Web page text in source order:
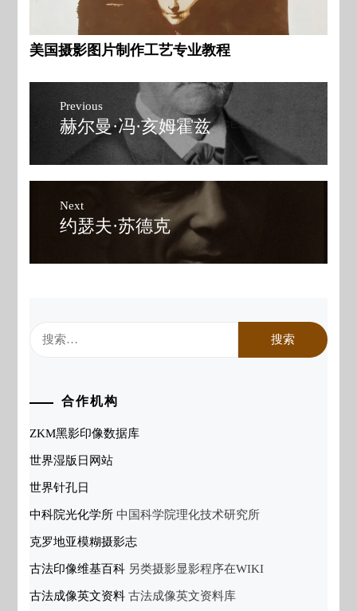
美国摄影图片制作工艺专业教程
章
导
航
Previous
Previous
赫尔曼·冯·亥姆霍兹
Next
Next
约瑟夫·苏德克
合作机构
ZKM黑影印像数据库
世界湿版日网站
世界针孔日
中科院光化学所 中国科学院理化技术研究所
克罗地亚模糊摄影志
古法印像维基百科 另类摄影显影程序在WIKI
古法成像英文资料 古法成像英文资料库